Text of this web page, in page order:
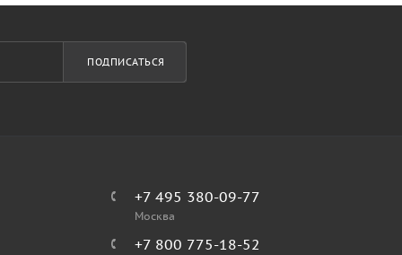
ПОДПИСАТЬСЯ
+7 495 380-09-77
Москва
+7 800 775-18-52